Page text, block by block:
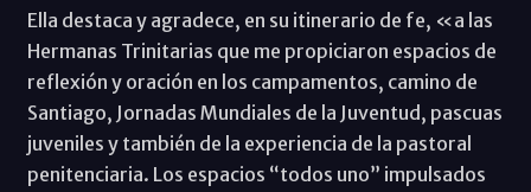
Ella destaca y agradece, en su itinerario de fe, «a las
Hermanas Trinitarias que me propiciaron espacios de
reflexión y oración en los campamentos, camino de
Santiago, Jornadas Mundiales de la Juventud, pascuas
juveniles y también de la experiencia de la pastoral
penitenciaria. Los espacios “todos uno” impulsados